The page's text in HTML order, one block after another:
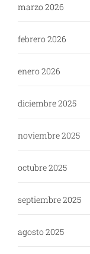
marzo 2026
febrero 2026
enero 2026
diciembre 2025
noviembre 2025
octubre 2025
septiembre 2025
agosto 2025